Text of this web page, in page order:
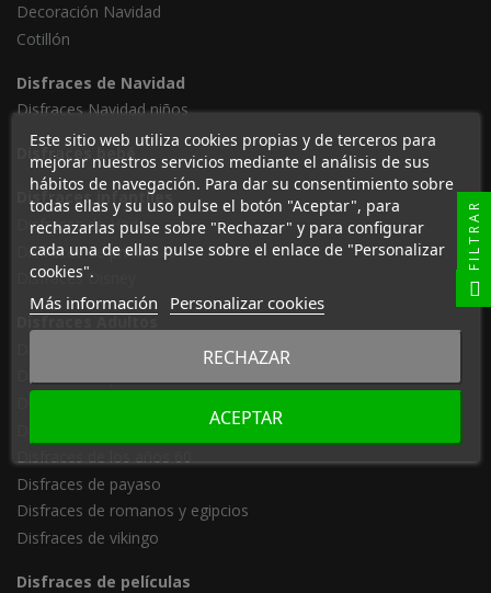
Decoración Navidad
Cotillón
Disfraces de Navidad
Disfraces Navidad niños
Disfraces bebé
Disfraces infantiles
Disfraces de Hada
Disfraces de princesas
Disfraces Disney
Disfraces de los años 60
Disfraces de payaso
Disfraces de romanos y egipcios
Disfraces de vikingo
Disfraces de películas
Este sitio web utiliza cookies propias y de terceros para
mejorar nuestros servicios mediante el análisis de sus
hábitos de navegación. Para dar su consentimiento sobre
todas ellas y su uso pulse el botón "Aceptar", para
rechazarlas pulse sobre "Rechazar" y para configurar
cada una de ellas pulse sobre el enlace de "Personalizar
cookies".
Más información Personalizar cookies
RECHAZAR
ACEPTAR
FILTRAR